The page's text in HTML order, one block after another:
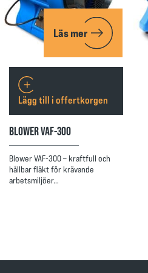
Läs mer
BLOWER VAF-300
Blower VAF-300 – kraftfull och
hållbar fläkt för krävande
arbetsmiljöer…
Lägg till i offertkorgen